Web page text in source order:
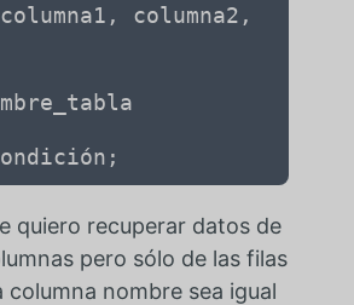
columna1, columna2,
quiero recuperar datos de
pero sólo de las filas
columna nombre sea igual